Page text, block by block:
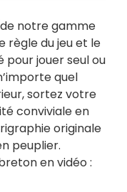
notre gamme
règle du jeu et le
pour jouer seul ou
quel
sortez votre
conviviale en
originale
peuplier.
en vidéo :